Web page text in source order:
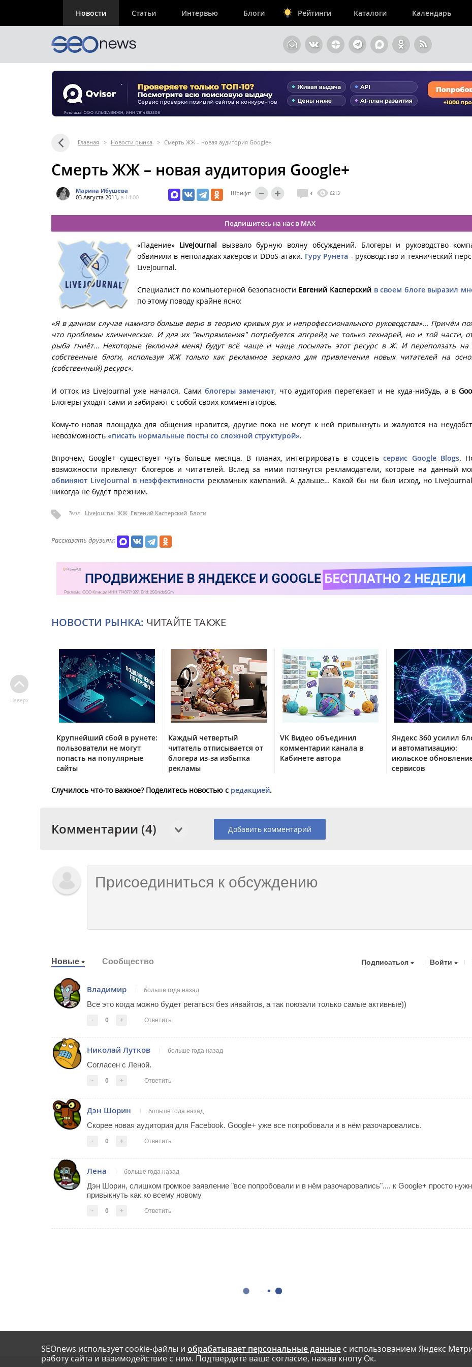
Новости Статьи Интервью Блоги Рейтинги Каталоги Календарь
Главная > Новости рынка > Смерть ЖЖ – новая аудитория Google+
Смерть ЖЖ – новая аудитория Google+
Марина Ибушева
03 Августа 2011, в 14:00
Шрифт: 4 6213
Подпишитесь на нас в MAX
«Падение» LiveJournal вызвало бурную волну обсуждений. Блогеры и руководство
обвинили в неполадках хакеров и DDoS-атаки. Гуру Рунета - руководство и технический
LiveJournal.
Специалист по компьютерной безопасности Евгений Касперский в своем блоге выразил
по этому поводу крайне ясно:
«Я в данном случае намного больше верю в теорию кривых рук и непрофессионального руководства»... Причём
что проблемы клинические. И для их "выпрямления" потребуется апгрейд не только технарей, но и той части,
рыба гниёт… Некоторые (включая меня) будут всё чаще и чаще посылать этот ресурс в Ж. И переползать на
собственные блоги, используя ЖЖ только как рекламное зеркало для привлечения новых читателей на
(собственный) ресурс».
И отток из LiveJournal уже начался. Самиблогеры замечают, что аудитория перетекает и не куда-нибудь, а в
Блогеры уходят сами и забирают с собой своих комментаторов.
Кому-то новая площадка для общения нравится, другие пока не могут к ней привыкнуть и жалуются на
невозможность «писать нормальные посты со сложной структурой».
Впрочем, Google+ существует чуть больше месяца. В планах, интегрировать в соцсетьсервис Google Blogs.
возможности привлекут блогеров и читателей. Вслед за ними потянутся рекламодатели, которые на данный
обвиняют LiveJournal в неэффективности рекламных кампаний. А дальше… Какой бы ни был исход, но
никогда не будет прежним.
Теги: LiveJournal ЖЖ Евгений Касперский Блоги
Рассказать друзьям:
НОВОСТИ РЫНКА: ЧИТАЙТЕ ТАКЖЕ
Крупнейший сбой в рунете:
пользователи не могут
попасть на популярные
сайты
Каждый четвертый
читатель отписывается от
блогера из-за избытка
рекламы
VK Видео объединил
комментарии канала в
Кабинете автора
Яндекс 360 усилил
и автоматизацию:
июльское
сервисов
Случилось что-то важное? Поделитесь новостью с редакцией.
Комментарии (4) Добавить комментарий
Новые Сообщество Подписаться Войти
Владимир больше года назад
Все это когда можно будет регаться без инвайтов, а так поюзали только самые активные))
- 0 + Ответить
Николай Лутков больше года назад
Согласен с Леной.
- 0 + Ответить
Дэн Шорин больше года назад
Скорее новая аудитория для Facebook. Google+ уже все попробовали и в нём разочаровались.
- 0 + Ответить
Лена больше года назад
Дэн Шорин, слишком громкое заявление "все попробовали и в нём разочаровались".... к Google+ просто
привыкнуть как ко всему новому
- 0 + Ответить
Наверх
SEOnews использует cookie-файлы и обрабатывает персональные данныес использованием Яндекс
работу сайта и взаимодействие с ним. Подтвердите ваше согласие, нажав кнопу Ок.